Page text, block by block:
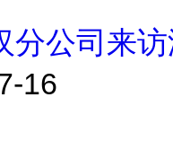
分公司来
16